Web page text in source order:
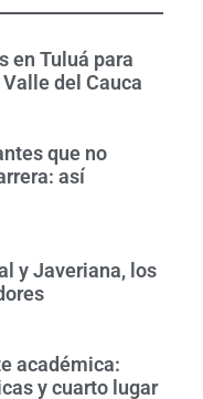
en Tuluá para
del Cauca
que no
así
y Javeriana, los
académica:
y cuarto lugar